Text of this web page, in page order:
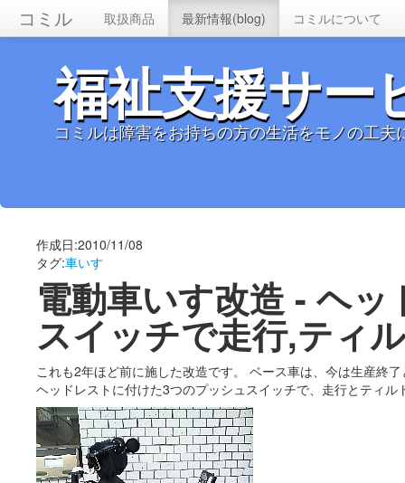
コミル 取扱商品 最新情報(blog) コミルについて
福祉支援サ
コミルは障害をお持ちの方の生活をモノの工
作成日:2010/11/08
タグ:車いす
電動車いす改造 - ヘ
スイッチで走行,ティ
これも2年ほど前に施した改造です。 ベース車は、今は生産終
ヘッドレストに付けた3つのプッシュスイッチで、走行とティル